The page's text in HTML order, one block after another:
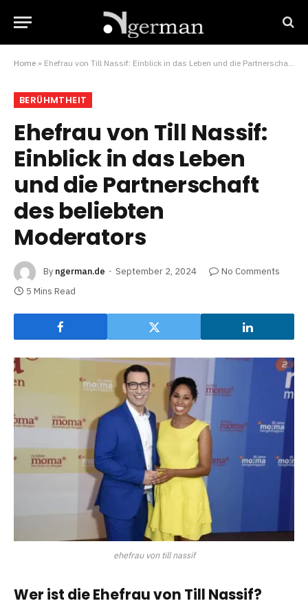
Home » Ehefrau von Till Nassif: Einblick in das Leben und die Partnerschaft des beliebten Moderators
BERÜHMTHEIT
Ehefrau von Till Nassif:
Einblick in das Leben
und die Partnerschaft
des beliebten
Moderators
By ngerman.de September 2, 2024
No Comments
5 Mins Read
ehefrau von till nassif
Wer ist die Ehefrau von Till Nassif?